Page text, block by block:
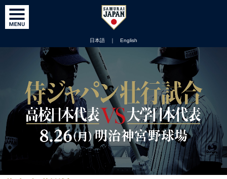
日本語 ｜ English